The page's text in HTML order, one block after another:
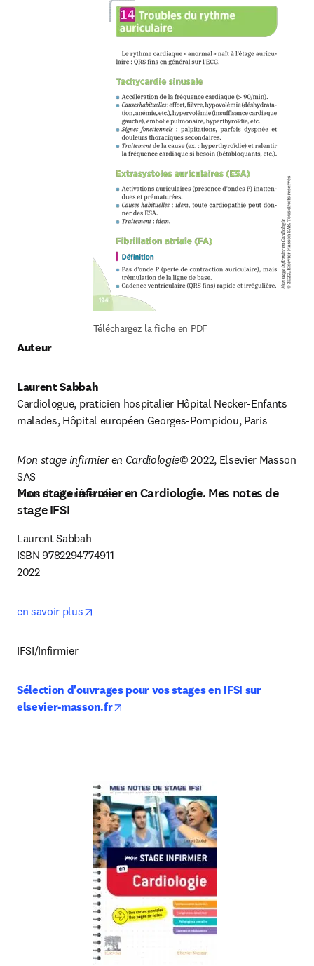
Téléchargez la fiche en PDF
Auteur
Laurent Sabbah
Cardiologue, praticien hospitalier Hôpital Necker-Enfants
malades, Hôpital européen Georges-Pompidou, Paris
Mon stage infirmier en Cardiologie© 2022, Elsevier Masson
SAS
Tous droits réservés.
Mon stage infirmier en Cardiologie. Mes notes de
stage IFSI
Laurent Sabbah
ISBN 9782294774911
2022
en savoir plus
IFSI/Infirmier
Sélection d'ouvrages pour vos stages en IFSI sur
elsevier-masson.fr